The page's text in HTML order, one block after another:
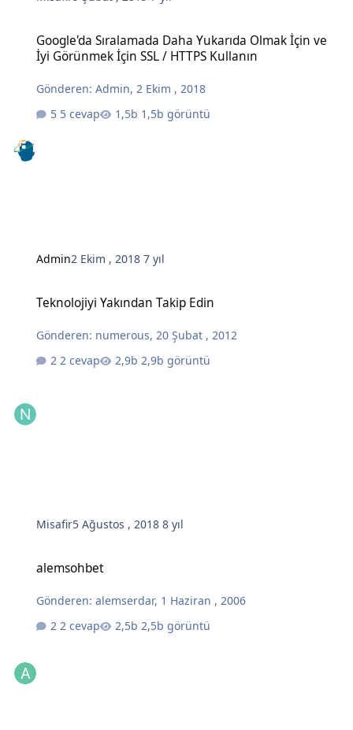
Google'da Sıralamada Daha Yukarıda Olmak İçin ve
İyi Görünmek İçin SSL / HTTPS Kullanın
Gönderen:Admin,2 Ekim , 2018
5 cevap
1,5b görüntü
Admin2 Ekim , 20187 yıl
Teknolojiyi Yakından Takip Edin
Gönderen: numerous,20 Şubat , 2012
2 cevap
2,9b görüntü
Misafir5 Ağustos , 20188 yıl
alemsohbet
Gönderen:alemserdar, 1 Haziran , 2006
2 cevap
2,5b görüntü